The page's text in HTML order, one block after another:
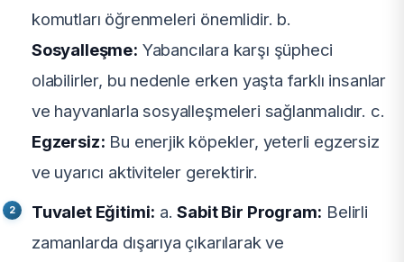
komutları öğrenmeleri önemlidir. b.
Sosyalleşme: Yabancılara karşı şüpheci
olabilirler, bu nedenle erken yaşta farklı insanlar
ve hayvanlarla sosyalleşmeleri sağlanmalıdır. c.
Egzersiz: Bu enerjik köpekler, yeterli egzersiz
ve uyarıcı aktiviteler gerektirir.
Tuvalet Eğitimi: a.Sabit Bir Program: Belirli
zamanlarda dışarıya çıkarılarak ve